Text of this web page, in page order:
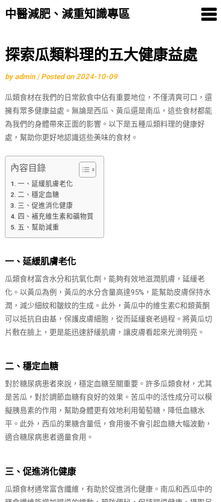
中醫減肥、減重知識專區
Skip
to
content
探索瓜類料理的五大健康益處
byadmin | Posted on2024-10-09
瓜類食材在我們的日常飲食中佔有重要地位，不僅清爽可口，還
擁有眾多健康益處。無論是西瓜、黃瓜還是南瓜，這些食材都能
為我們的身體帶來正面的影響。以下是五種瓜類料理的健康好
處，幫助你更好地認識這些美味的食材。
內容目錄
一、延緩肌膚老化
二、穩定血糖
三、促進消化健康
四、補充維生素和礦物質
五、幫助減重
一、延緩肌膚老化
瓜類食材富含水分和抗氧化劑，能夠有效地滋潤肌膚，延緩老
化。以黃瓜為例，黃瓜的水分含量高達95%，能幫助皮膚保持水
潤，減少細紋和皺紋的生成。此外，黃瓜中的維生素C和類黃酮
可以抵抗自由基，保護皮膚細胞，從而延緩衰老過程。將黃瓜切
片敷在臉上，更是能迅速舒緩肌膚，讓皮膚看起來光滑明亮。
二、穩定血糖
對於糖尿病患者來說，穩定血糖至關重要。許多瓜類食材，尤其
是苦瓜，對於調節血糖有良好的效果。苦瓜中的活性成分可以模
擬胰島素的作用，幫助身體更有效地利用葡萄糖，降低血糖水
平。此外，西瓜的果糖含量低，食用後不會引起血糖大幅波動，
適合糖尿病患者適量食用。
三、促進消化健康
瓜類食材通常富含纖維，有助於促進消化健康。南瓜和西瓜中的